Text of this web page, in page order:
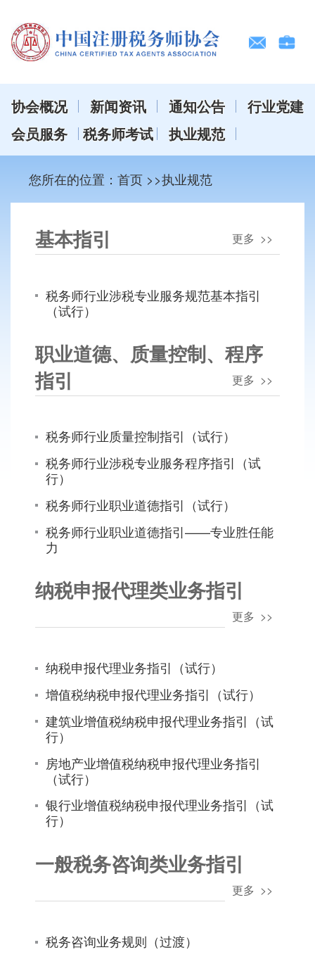
协会概况 新闻资讯 通知公告
行业党建
会员服务
税务师考试 执业规范
您所在的位置： 首页 >>执业规范
基本指引 更多 >>
税务师行业涉税专业服务规范基本指引
（试行）
职业道德、质量控制、程序
指引
更多 >>
税务师行业质量控制指引（试行）
税务师行业涉税专业服务程序指引（试
行）
税务师行业职业道德指引（试行）
税务师行业职业道德指引——专业胜任能
力
纳税申报代理类业务指引
更多 >>
纳税申报代理业务指引（试行）
增值税纳税申报代理业务指引（试行）
建筑业增值税纳税申报代理业务指引（试
行）
房地产业增值税纳税申报代理业务指引
（试行）
银行业增值税纳税申报代理业务指引（试
行）
一般税务咨询类业务指引
更多 >>
税务咨询业务规则（过渡）